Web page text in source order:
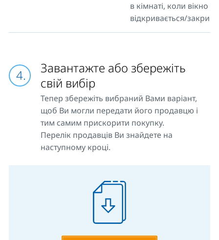
в кімнаті, коли вікно
відкривається/
Завантажте або збережіть
свій вибір
Тепер збережіть вибраний Вами варіант,
щоб Ви могли передати його продавцю і
тим самим прискорити покупку.
Перелік продавців Ви знайдете на
наступному кроці.